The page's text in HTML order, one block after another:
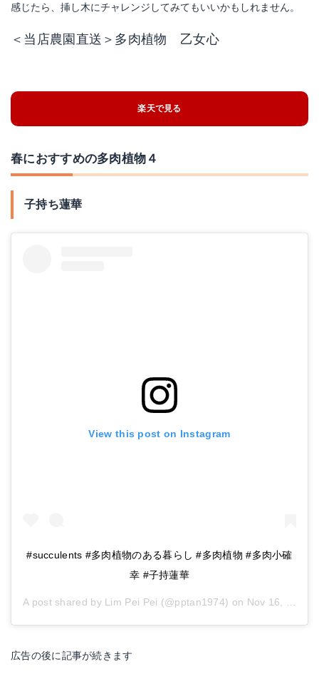
感じたら、挿し木にチャレンジしてみてもいいかもしれません。
＜当店農園直送＞多肉植物 乙女心
楽天で見る
春におすすめの多肉植物４
子持ち蓮華
View this post on Instagram
#succulents #多肉植物のある暮らし #多肉植物 #多肉小確
幸 #子持蓮華
A post shared by Lim Pei Pei (@pptan1974) on Nov 16, 2018 at 12:27am PST
広告の後に記事が続きます